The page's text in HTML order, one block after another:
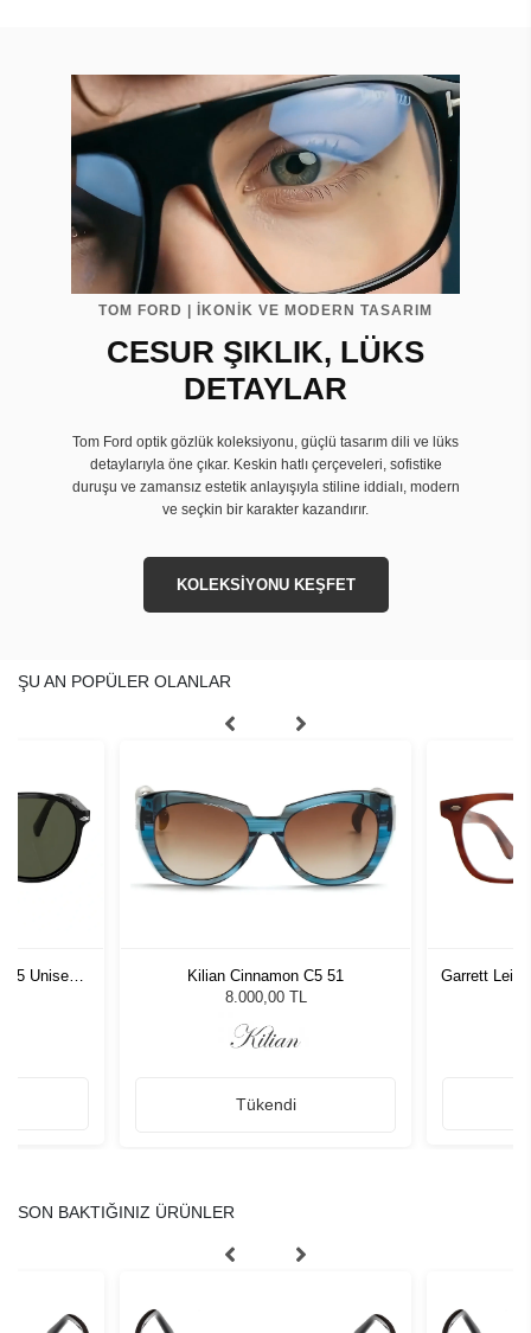
TOM FORD | İKONİK VE MODERN TASARIM
CESUR ŞIKLIK, LÜKS
DETAYLAR
Tom Ford optik gözlük koleksiyonu, güçlü tasarım dili ve lüks
detaylarıyla öne çıkar. Keskin hatlı çerçeveleri, sofistike
duruşu ve zamansız estetik anlayışıyla stiline iddialı, modern
ve seçkin bir karakter kazandırır.
KOLEKSİYONU KEŞFET
ŞU AN POPÜLER OLANLAR
55 Unisex
Kilian Cinnamon C5 51
8.000,00 TL
Tükendi
Garrett
SON BAKTIĞINIZ ÜRÜNLER